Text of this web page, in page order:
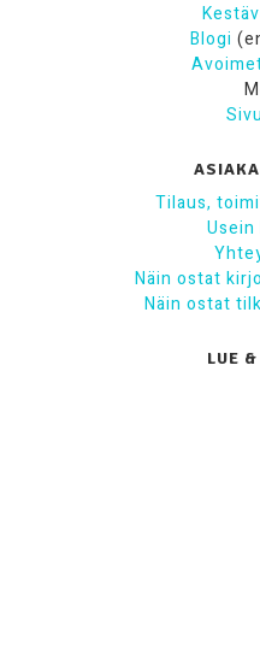
Blogi
Tilaus,
Näin ostat
Näin ostat
LUE